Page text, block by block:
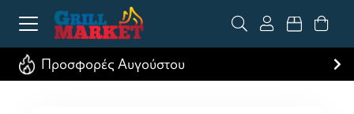
Προσφορές Αυγούστου